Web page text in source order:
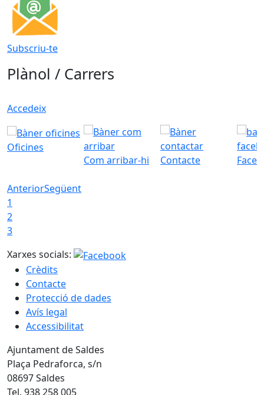
Subscriu-te
Plànol / Carrers
Accedeix
Oficines
Com arribar-hi
Contacte
AnteriorSegüent
1
2
3
Xarxes socials:
Crèdits
Contacte
Protecció de dades
Avís legal
Accessibilitat
Ajuntament de Saldes
Plaça Pedraforca, s/n
08697 Saldes
Tel. 938 258 005